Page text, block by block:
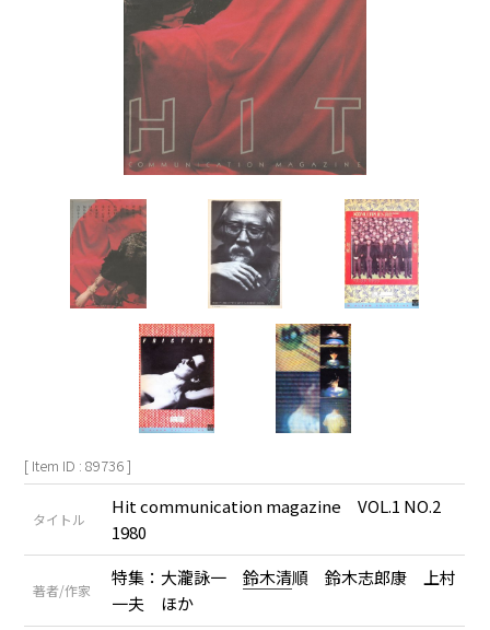
[ Item ID : 89736 ]
タイトル
Hit communication magazine VOL.1 NO.2
1980
著者/作家
特集：大瀧詠一鈴木清順 鈴木志郎康 上村
一夫 ほか